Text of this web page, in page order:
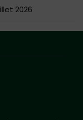
2026